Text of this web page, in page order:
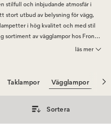
stilfull och inbjudande atmosfär i
stort utbud av belysning för vägg,
i hög kvalitet och med stil
sortiment av vägglampor hos Front
läs mer
Taklampor Vägglampor
Sortera